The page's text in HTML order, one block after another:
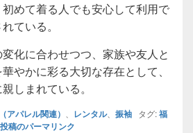
めて着る人でも安心して利用で
ている。
化に合わせつつ、家族や友人と
やかに彩る大切な存在として、
しまれている。
アパレル関連） レンタル、 振袖 タグ:福
稿のパーマリンク